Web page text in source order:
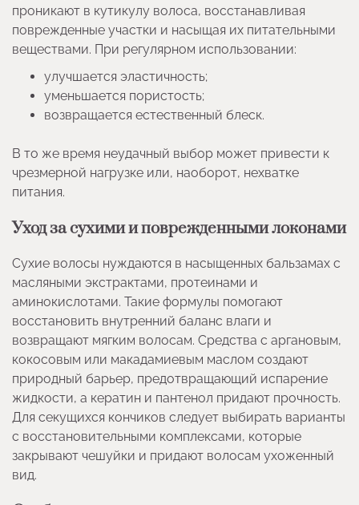
проникают в кутикулу волоса, восстанавливая
поврежденные участки и насыщая их питательными
веществами. При регулярном использовании:
улучшается эластичность;
уменьшается пористость;
возвращается естественный блеск.
В то же время неудачный выбор может привести к
чрезмерной нагрузке или, наоборот, нехватке
питания.
Уход за сухими и поврежденными локонами
Сухие волосы нуждаются в насыщенных бальзамах с
масляными экстрактами, протеинами и
аминокислотами. Такие формулы помогают
восстановить внутренний баланс влаги и
возвращают мягким волосам. Средства с аргановым,
кокосовым или макадамиевым маслом создают
природный барьер, предотвращающий испарение
жидкости, а кератин и пантенол придают прочность.
Для секущихся кончиков следует выбирать варианты
с восстановительными комплексами, которые
закрывают чешуйки и придают волосам ухоженный
вид.